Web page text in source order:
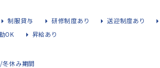
制服貸与 研修制度あり 送迎制度あり
OK 昇給あり
休み期間